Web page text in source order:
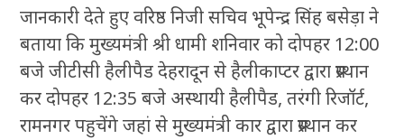
जानकारी देते हुए वरिष्ठ निजी सचिव भूपेन्द्र सिंह बसेड़ा ने
बताया कि मुख्यमंत्री श्री धामी शनिवार को दोपहर 12:00
बजे जीटीसी हैलीपैड देहरादून से हैलीकाप्टर द्वारा प्रस्थान
कर दोपहर 12:35 बजे अस्थायी हैलीपैड, तरंगी रिजॉर्ट,
रामनगर पहुचेंगे जहां से मुख्यमंत्री कार द्वारा प्रस्थान कर